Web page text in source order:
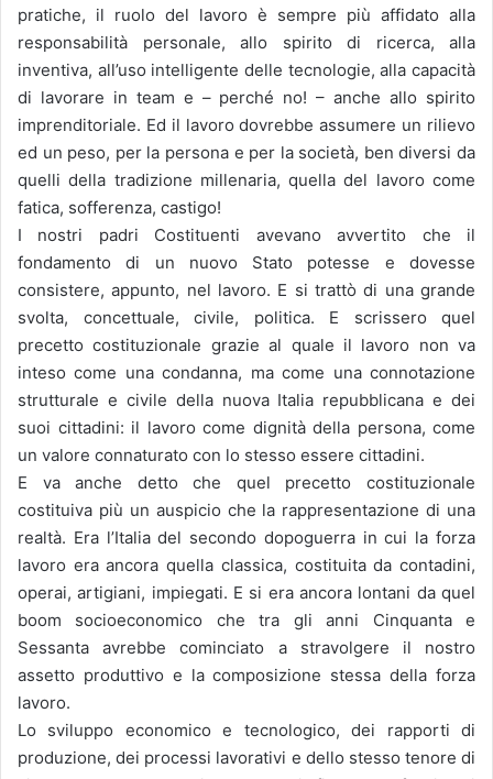
pratiche, il ruolo del lavoro è sempre più affidato alla
responsabilità personale, allo spirito di ricerca, alla
inventiva, all’uso intelligente delle tecnologie, alla capacità
di lavorare in team e – perché no! – anche allo spirito
imprenditoriale. Ed il lavoro dovrebbe assumere un rilievo
ed un peso, per la persona e per la società, ben diversi da
quelli della tradizione millenaria, quella del lavoro come
fatica, sofferenza, castigo!
I nostri padri Costituenti avevano avvertito che il
fondamento di un nuovo Stato potesse e dovesse
consistere, appunto, nel lavoro. E si trattò di una grande
svolta, concettuale, civile, politica. E scrissero quel
precetto costituzionale grazie al quale il lavoro non va
inteso come una condanna, ma come una connotazione
strutturale e civile della nuova Italia repubblicana e dei
suoi cittadini: il lavoro come dignità della persona, come
un valore connaturato con lo stesso essere cittadini.
E va anche detto che quel precetto costituzionale
costituiva più un auspicio che la rappresentazione di una
realtà. Era l’Italia del secondo dopoguerra in cui la forza
lavoro era ancora quella classica, costituita da contadini,
operai, artigiani, impiegati. E si era ancora lontani da quel
boom socioeconomico che tra gli anni Cinquanta e
Sessanta avrebbe cominciato a stravolgere il nostro
assetto produttivo e la composizione stessa della forza
lavoro.
Lo sviluppo economico e tecnologico, dei rapporti di
produzione, dei processi lavorativi e dello stesso tenore di